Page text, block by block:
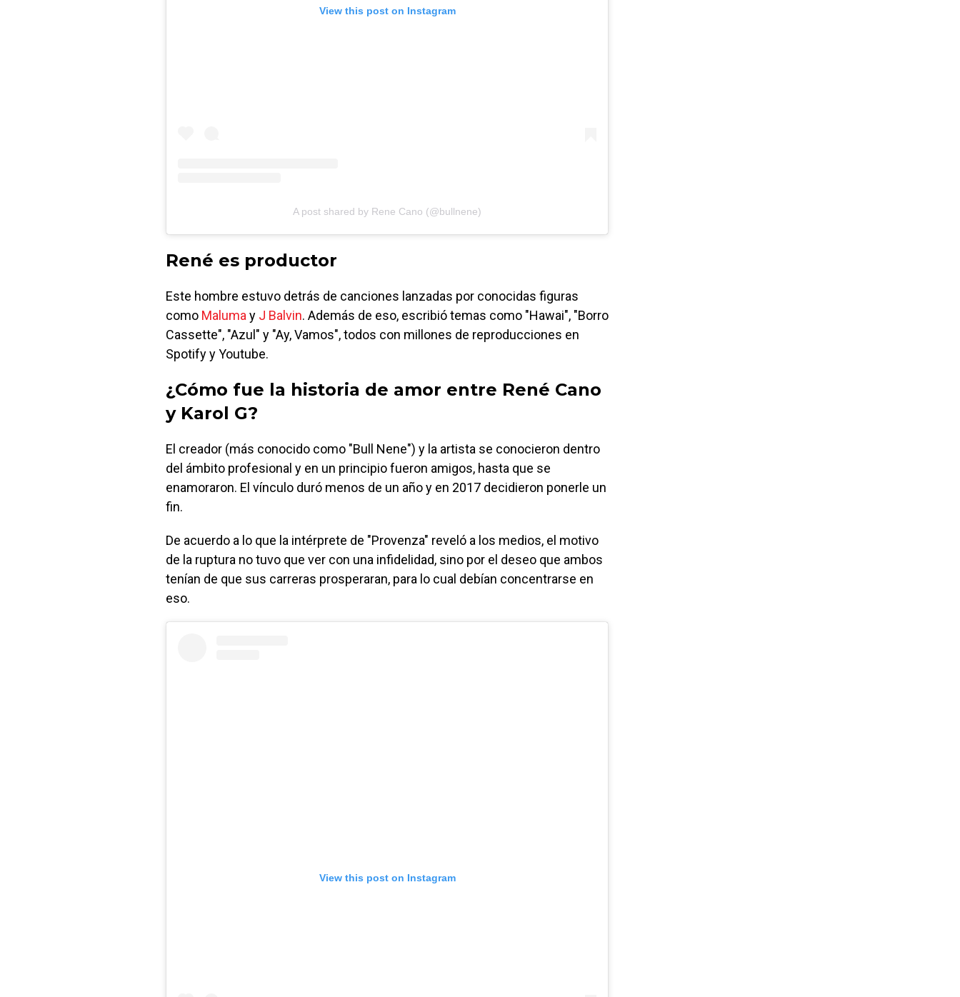
View this post on Instagram
A post shared by Rene Cano (@bullnene)
René es productor
Este hombre estuvo detrás de canciones lanzadas por conocidas figuras
como Maluma y J Balvin. Además de eso, escribió temas como "Hawai", "Borro
Cassette", "Azul" y "Ay, Vamos", todos con millones de reproducciones en
Spotify y Youtube.
¿Cómo fue la historia de amor entre René Cano
y Karol G?
El creador (más conocido como "Bull Nene") y la artista se conocieron dentro
del ámbito profesional y en un principio fueron amigos, hasta que se
enamoraron. El vínculo duró menos de un año y en 2017 decidieron ponerle un
fin.
De acuerdo a lo que la intérprete de "Provenza" reveló a los medios, el motivo
de la ruptura no tuvo que ver con una infidelidad, sino por el deseo que ambos
tenían de que sus carreras prosperaran, para lo cual debían concentrarse en
eso.
View this post on Instagram